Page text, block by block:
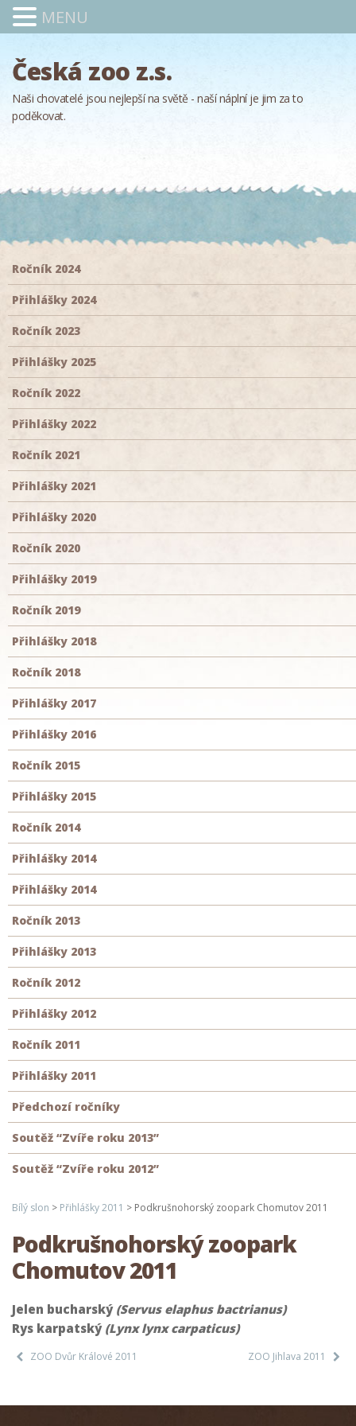
Česká zoo z.s.
Naši chovatelé jsou nejlepší na světě - naší náplní je jim za to
poděkovat.
Ročník 2024
Přihlášky 2024
Ročník 2023
Přihlášky 2025
Ročník 2022
Přihlášky 2022
Ročník 2021
Přihlášky 2021
Přihlášky 2020
Ročník 2020
Přihlášky 2019
Ročník 2019
Přihlášky 2018
Ročník 2018
Přihlášky 2017
Přihlášky 2016
Ročník 2015
Přihlášky 2015
Ročník 2014
Přihlášky 2014
Přihlášky 2014
Ročník 2013
Přihlášky 2013
Ročník 2012
Přihlášky 2012
Ročník 2011
Přihlášky 2011
Předchozí ročníky
Soutěž “Zvíře roku 2013”
Soutěž “Zvíře roku 2012”
Bílý slon > Přihlášky 2011 > Podkrušnohorský zoopark Chomutov 2011
Podkrušnohorský zoopark
Chomutov 2011
Jelen bucharský (Servus elaphus bactrianus)
Rys karpatský (Lynx lynx carpaticus)
ZOO Dvůr Králové 2011 ZOO Jihlava 2011
MENU